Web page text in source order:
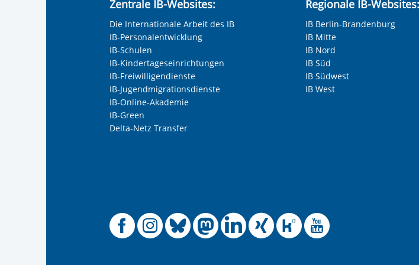
Keine Angabe
Frau
Herr
Neutrale Anrede
Unternehmen
Nachname, Vorname
Ihre E-Mail-Adresse*
Zentrale IB-Websites:
Die Internationale Arbeit des IB
IB-Personalentwicklung
IB-Schulen
IB-Kindertageseinrichtungen
IB-Freiwilligendienste
IB-Jugendmigrationsdienste
IB-Online-Akademie
IB-Green
Delta-Netz Transfer
Regionale IB-Websites:
IB Berlin-Brandenburg
IB Mitte
IB Nord
IB Süd
IB Südwest
IB West
Offizielle Facebook-
Offizielle Instagram-
Offizielle BlueSky-
Offizielle
Offizielle
Offizielle
Offizielle